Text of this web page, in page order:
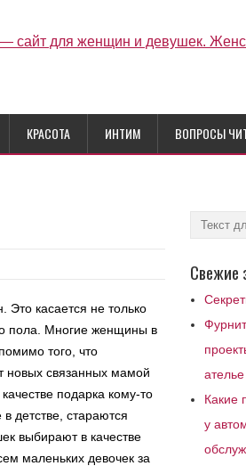
КРАСОТА ИНТИМ ВОПРОСЫ
касается не только
пола. Многие женщины в
того, что
новых связанных мамой
подарка кому-то
детстве, стараются
выбирают в качестве
маленьких девочек за
Свежие
ателье
Какие
у